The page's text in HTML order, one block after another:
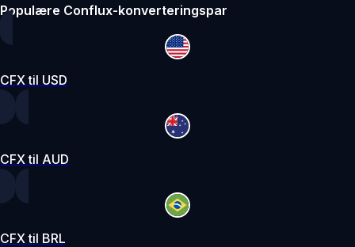
Populære Conflux-konverteringspar
CFX til USD
CFX til AUD
CFX til BRL